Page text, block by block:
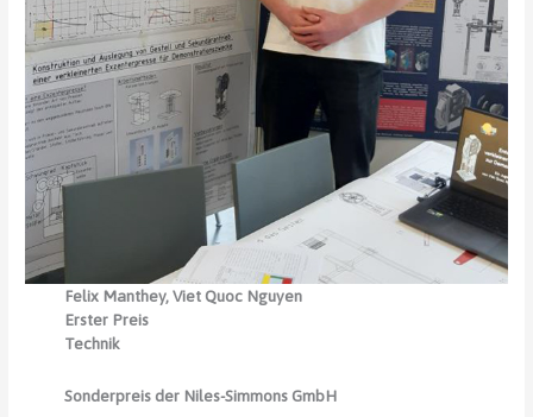
Felix Manthey, Viet Quoc Nguyen
Erster Preis
Technik
Sonderpreis der Niles-Simmons GmbH